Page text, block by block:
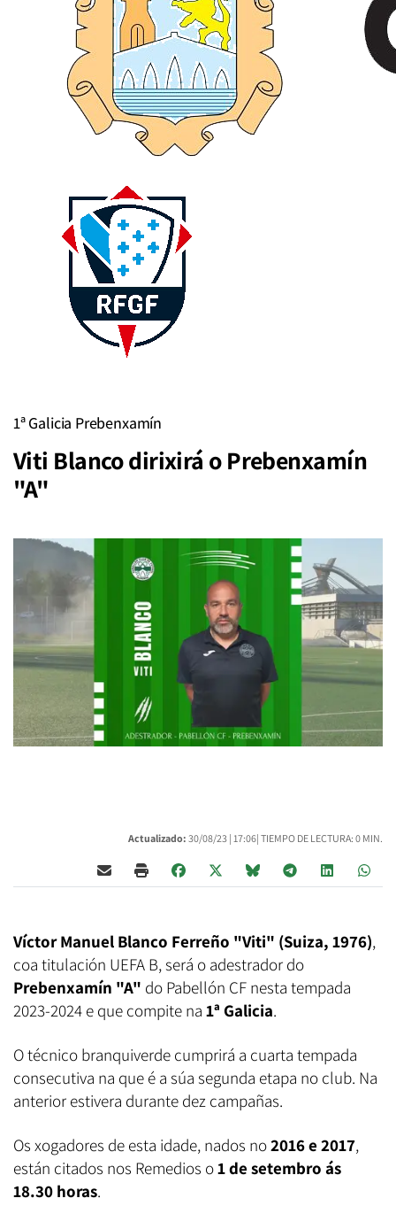
1ª Galicia Prebenxamín
Viti Blanco dirixirá o Prebenxamín
"A"
Actualizado: 30/08/23 | 17:06| TIEMPO DE LECTURA: 0 MIN.
Víctor Manuel Blanco Ferreño "Viti" (Suiza, 1976),
coa titulación UEFA B, será o adestrador do
Prebenxamín "A" do Pabellón CF nesta tempada
2023-2024 e que compite na 1ª Galicia.
O técnico branquiverde cumprirá a cuarta tempada
consecutiva na que é a súa segunda etapa no club. Na
anterior estivera durante dez campañas.
Os xogadores de esta idade, nados no2016 e 2017,
están citados nos Remedios o1 de setembro ás
18.30 horas.